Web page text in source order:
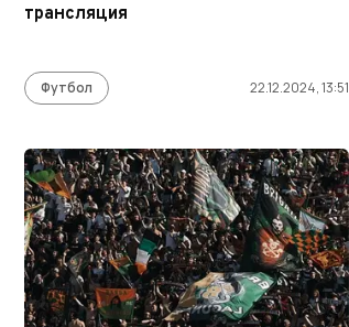
трансляция
Футбол 22.12.2024, 13:51